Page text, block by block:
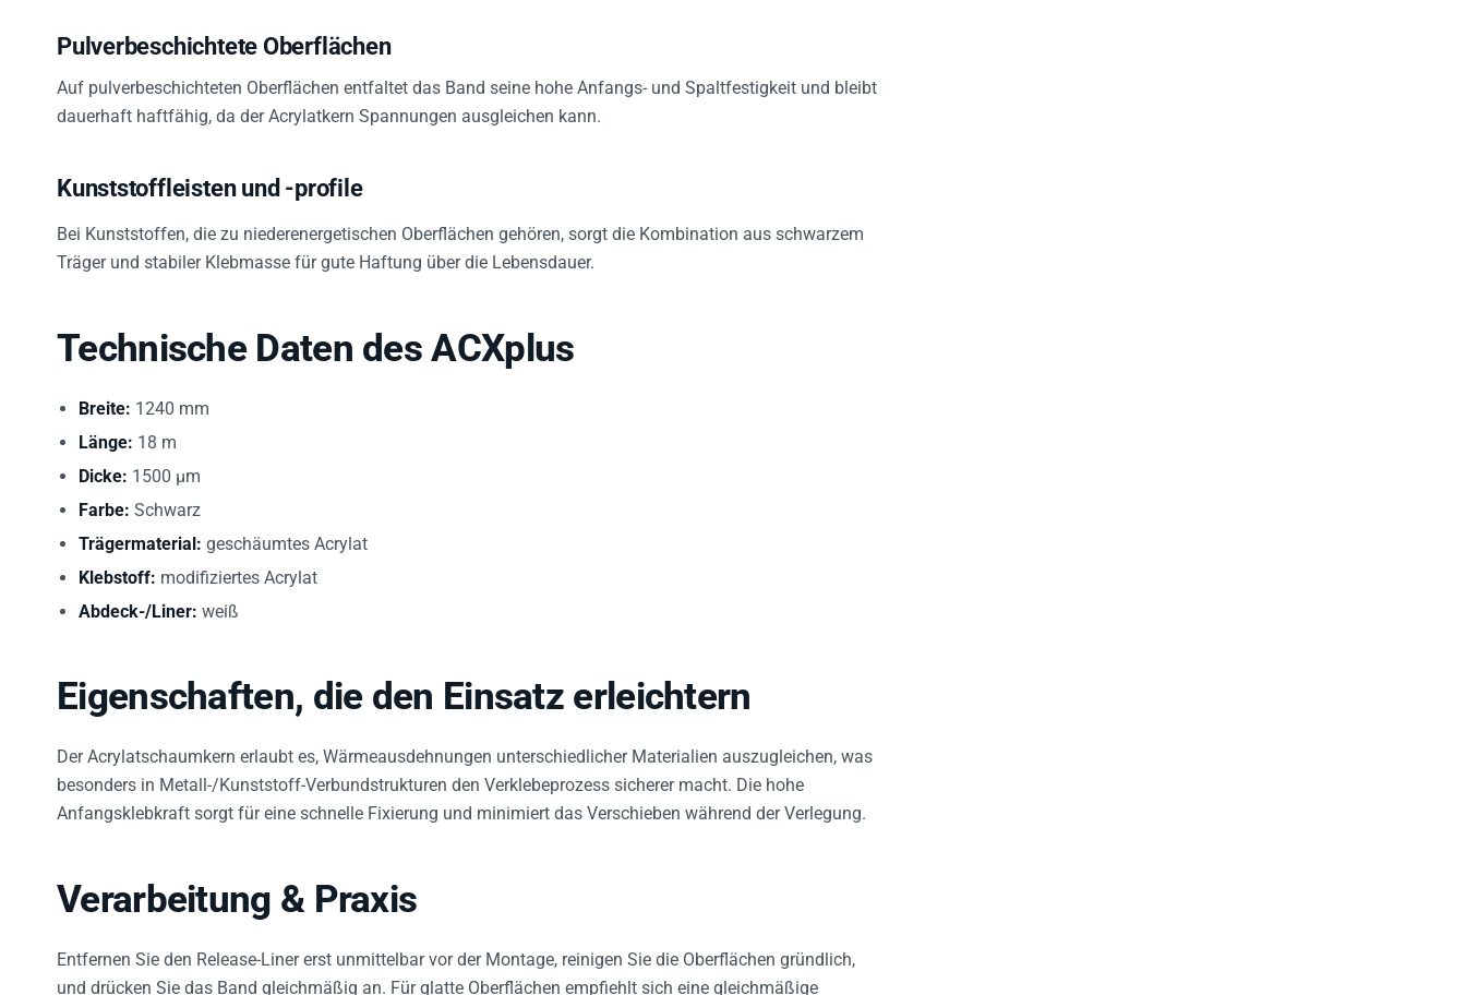
Pulverbeschichtete Oberflächen
Auf pulverbeschichteten Oberflächen entfaltet das Band seine hohe Anfangs- und Spaltfestigkeit und bleibt
dauerhaft haftfähig, da der Acrylatkern Spannungen ausgleichen kann.
Kunststoffleisten und -profile
Bei Kunststoffen, die zu niederenergetischen Oberflächen gehören, sorgt die Kombination aus schwarzem
Träger und stabiler Klebmasse für gute Haftung über die Lebensdauer.
Technische Daten des ACXplus
Breite: 1240 mm
Länge: 18 m
Dicke: 1500 µm
Farbe: Schwarz
Trägermaterial: geschäumtes Acrylat
Klebstoff: modifiziertes Acrylat
Abdeck-/Liner: weiß
Eigenschaften, die den Einsatz erleichtern
Der Acrylatschaumkern erlaubt es, Wärmeausdehnungen unterschiedlicher Materialien auszugleichen, was
besonders in Metall-/Kunststoff-Verbundstrukturen den Verklebeprozess sicherer macht. Die hohe
Anfangsklebkraft sorgt für eine schnelle Fixierung und minimiert das Verschieben während der Verlegung.
Verarbeitung & Praxis
Entfernen Sie den Release-Liner erst unmittelbar vor der Montage, reinigen Sie die Oberflächen gründlich,
und drücken Sie das Band gleichmäßig an. Für glatte Oberflächen empfiehlt sich eine gleichmäßige